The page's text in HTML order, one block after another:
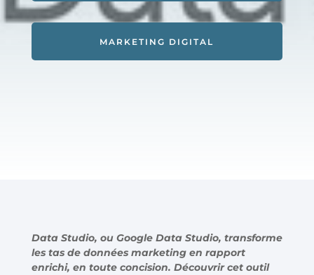
MARKETING DIGITAL
Data Studio, ou Google Data Studio, transforme
les tas de données marketing en rapport
enrichi, en toute concision. Découvrir cet outil